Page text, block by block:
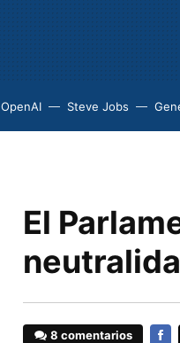
OpenAI Steve Jobs
El
8 comentarios